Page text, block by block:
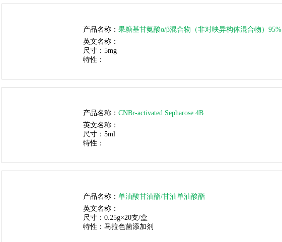
产品名称： 果糖基甘氨酸α/β混合物（非对映异构体混合物）95%
英文名称：
尺寸： 5mg
特性：
产品名称： CNBr-activated Sepharose 4B
英文名称：
尺寸： 5ml
特性：
产品名称： 单油酸甘油酯/甘油单油酸酯
英文名称：
尺寸： 0.25g×20支/盒
特性： 马拉色菌添加剂